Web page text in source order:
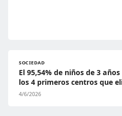
SOCIEDAD
El 95,54% de niños de 3
los 4 primeros centros que
4/6/2026